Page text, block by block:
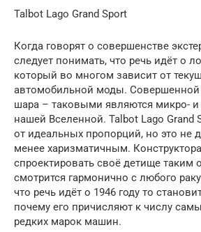
Talbot Lago Grand Sport
Когда говорят о совершенстве
следует понимать, что речь идёт о
который во многом зависит от
автомобильной моды. Совершенной
шара – таковыми являются микро-
нашей Вселенной. Talbot Lago Grand
от идеальных пропорций, но это не
менее харизматичным.
спроектировать своё детище таким
смотрится гармонично с любого
что речь идёт о 1946 году то
почему его причисляют к числу
редких марок машин.